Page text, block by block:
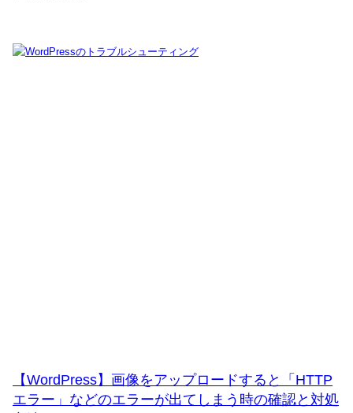
【WordPress】画像をアップロードすると「HTTP
エラー」などのエラーが出てしまう時の確認と対処